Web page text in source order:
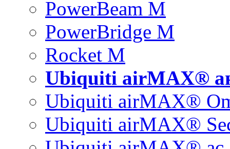
PowerBeam M
PowerBridge M
Rocket M
Ubiquiti airMAX®
Ubiquiti airMAX®
Ubiquiti airMAX®